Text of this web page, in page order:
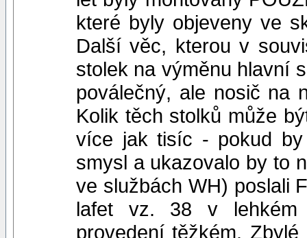
které byly objeveny ve
Další věc, kterou v
stolek na výměnu hlavní
poválečný, ale nosič na
Kolik těch stolků může
více jak tisíc - pokud
smysl a ukazovalo by to
ve službách WH) poslali
lafet vz. 38 v lehkém
provedení těžkém.